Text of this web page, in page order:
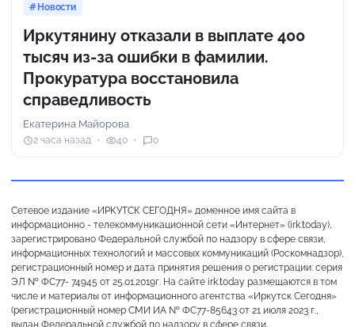
Новости
Иркутянину отказали в выплате 400
тысяч из-за ошибки в фамилии.
Прокуратура восстановила
справедливость
Екатерина Майорова
2 часа назад 40 0
Сетевое издание «ИРКУТСК СЕГОДНЯ» доменное имя сайта в
информационно - телекоммуникационной сети «Интернет» (irk.today),
зарегистрировано Федеральной службой по надзору в сфере связи,
информационных технологий и массовых коммуникаций (Роскомнадзор),
регистрационный номер и дата принятия решения о регистрации: серия
ЭЛ № ФС77- 74945 от 25.01.2019г. На сайте irk.today размещаются в том
числе и материалы от информационного агентства «Иркутск Сегодня»
(регистрационный номер СМИ ИА № ФС77-85643 от 21 июля 2023 г.,
выдан Федеральной службой по надзору в сфере связи,